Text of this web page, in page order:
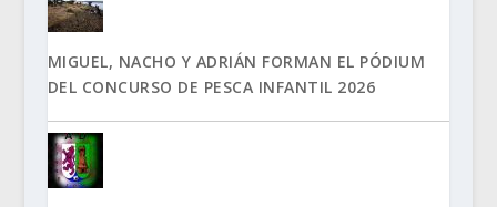
MIGUEL, NACHO Y ADRIÁN FORMAN EL PÓDIUM
DEL CONCURSO DE PESCA INFANTIL 2026